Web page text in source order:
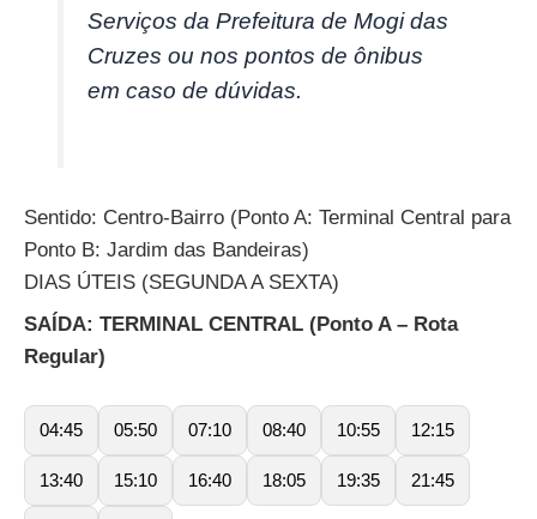
Serviços da Prefeitura de Mogi das
Cruzes ou nos pontos de ônibus
em caso de dúvidas.
Sentido: Centro-Bairro (Ponto A: Terminal Central para
Ponto B: Jardim das Bandeiras)
DIAS ÚTEIS (SEGUNDA A SEXTA)
SAÍDA: TERMINAL CENTRAL (Ponto A – Rota
Regular)
04:45 05:50 07:10 08:40 10:55 12:15
13:40 15:10 16:40 18:05 19:35 21:45